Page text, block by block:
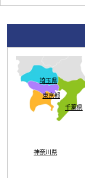
東京都
埼玉県
神奈川県
千葉県